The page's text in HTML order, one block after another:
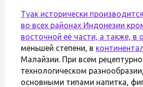
Туак исторически
во всех районах Индонезии
восточной её части, а также, в
меньшей степени, в
Малайзии. При всем
технологическом
основными типами напитка,